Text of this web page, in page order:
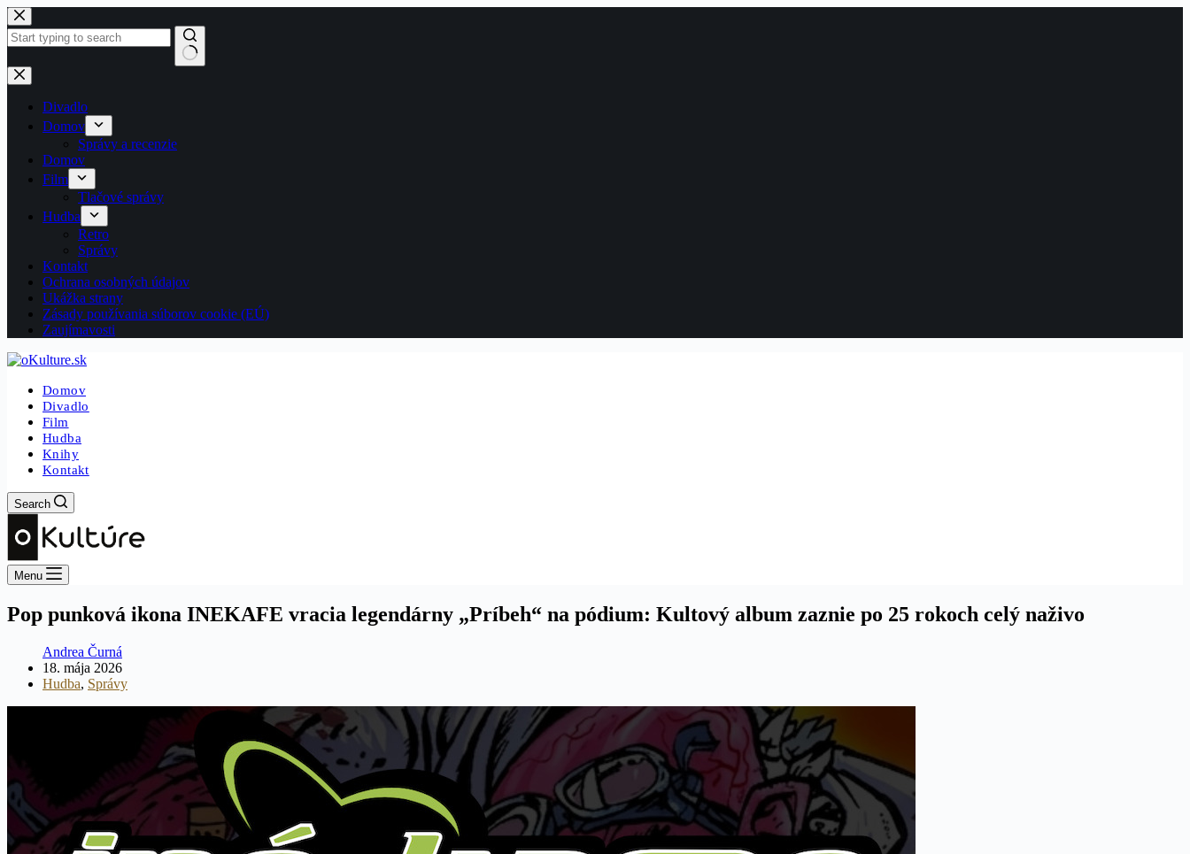
Skip
to
content
No
results
Divadlo
Domov
Správy a recenzie
Domov
Film
Tlačové správy
Hudba
Retro
Správy
Kontakt
Ochrana osobných údajov
Ukážka strany
Zásady používania súborov cookie (EÚ)
Zaujímavosti
Domov
Divadlo
Film
Hudba
Knihy
Kontakt
Search
Menu
Pop punková ikona INEKAFE vracia legendárny „Príbeh“ na pódium: Kultový album zaznie po 25 rokoch celý naživo
Andrea Čurná
18. mája 2026
Hudba, Správy